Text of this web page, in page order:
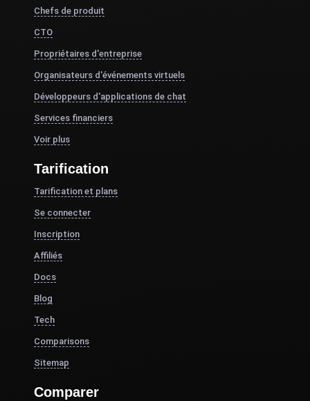
Chefs de produit
CTO
Propriétaires d'entreprise
Organisateurs d'événements virtuels
Développeurs d'applications de chat
Services financiers
Voir plus
Tarification
Tarification et plans
Se connecter
Inscription
Affiliés
Docs
Blog
Tech
Comparisons
Sitemap
Comparer